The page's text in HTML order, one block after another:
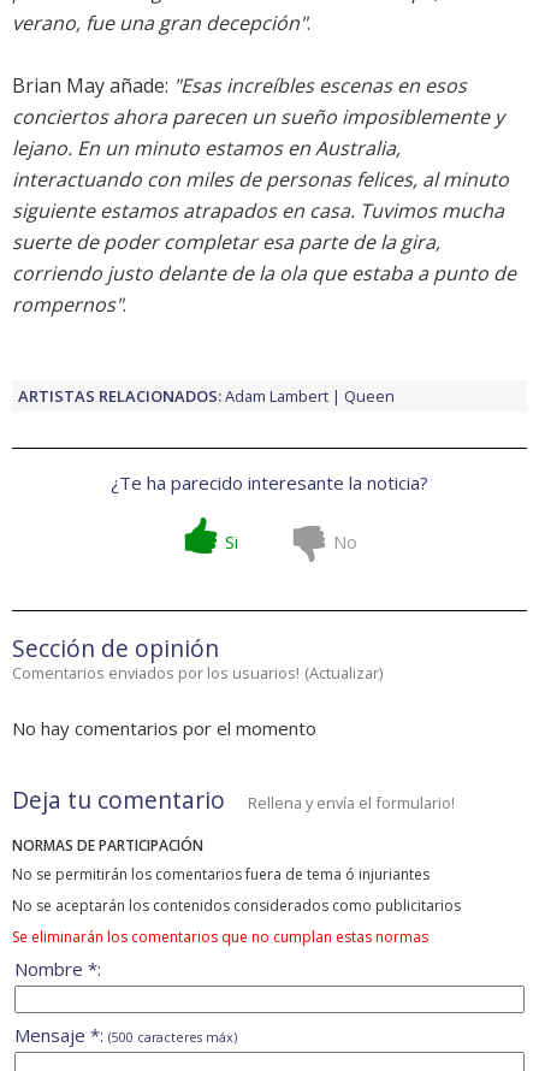
verano, fue una gran decepción".
Brian May añade: "Esas increíbles escenas en esos
conciertos ahora parecen un sueño imposiblemente y
lejano. En un minuto estamos en Australia,
interactuando con miles de personas felices, al minuto
siguiente estamos atrapados en casa. Tuvimos mucha
suerte de poder completar esa parte de la gira,
corriendo justo delante de la ola que estaba a punto de
rompernos".
ARTISTAS RELACIONADOS:Adam Lambert Queen
¿Te ha parecido interesante la noticia?
Si No
Sección de opinión
Comentarios enviados por los usuarios! (Actualizar)
No hay comentarios por el momento
Deja tu comentario Rellena y envía el formulario!
NORMAS DE PARTICIPACIÓN
No se permitirán los comentarios fuera de tema ó injuriantes
No se aceptarán los contenidos considerados como publicitarios
Se eliminarán los comentarios que no cumplan estas normas
Nombre *:
Mensaje *: (500 caracteres máx)